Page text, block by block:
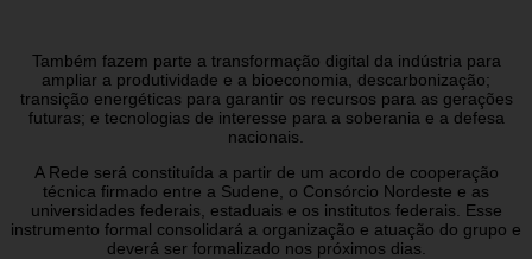
Também fazem parte a transformação digital da indústria para
ampliar a produtividade e a bioeconomia, descarbonização;
transição energéticas para garantir os recursos para as gerações
futuras; e tecnologias de interesse para a soberania e a defesa
nacionais.
A Rede será constituída a partir de um acordo de cooperação
técnica firmado entre a Sudene, o Consórcio Nordeste e as
universidades federais, estaduais e os institutos federais. Esse
instrumento formal consolidará a organização e atuação do grupo e
deverá ser formalizado nos próximos dias.